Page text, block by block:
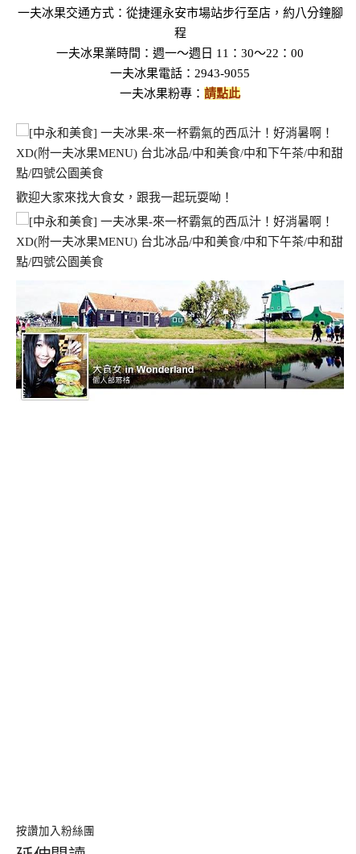
一夫冰果交通方式：從捷運永安市場站步行至店，約八分鐘腳
程
一夫冰果業時間：週一～週日 11：30～22：00
一夫冰果電話：2943-9055
一夫冰果粉專： 請點此
歡迎大家來找大食女，跟我一起玩耍呦！
按讚加入粉絲團